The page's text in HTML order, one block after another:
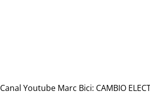
Canal Youtube Marc Bici: CAMBIO